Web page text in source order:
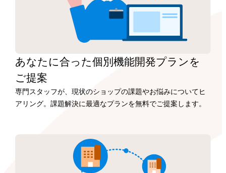
あなたに合った個別機能開発プランを
ご提案
専門スタッフが、現状のショップの課題やお悩みについてヒ
アリング。課題解決に最適なプランを無料でご提案します。